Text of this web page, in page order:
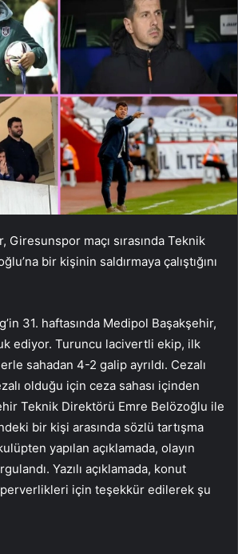
Giresunspor maçı sırasında Teknik
bir kişinin saldırmaya çalıştığını
31. haftasında Medipol Başakşehir,
ediyor. Turuncu lacivertli ekip, ilk
sahadan 4-2 galip ayrıldı. Cezalı
olduğu için ceza sahası içinden
Teknik Direktörü Emre Belözoğlu ile
bir kişi arasında sözlü tartışma
yapılan açıklamada, olayın
Yazılı açıklamada, konut
için teşekkür edilerek şu